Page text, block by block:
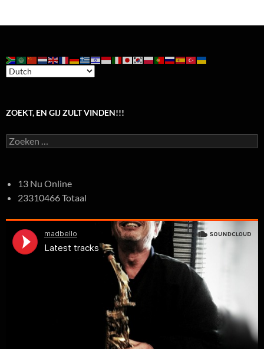
ZOEKT, EN GIJ ZULT VINDEN!!!
Zoeken
naar:
13 Nu Online
23310466 Totaal